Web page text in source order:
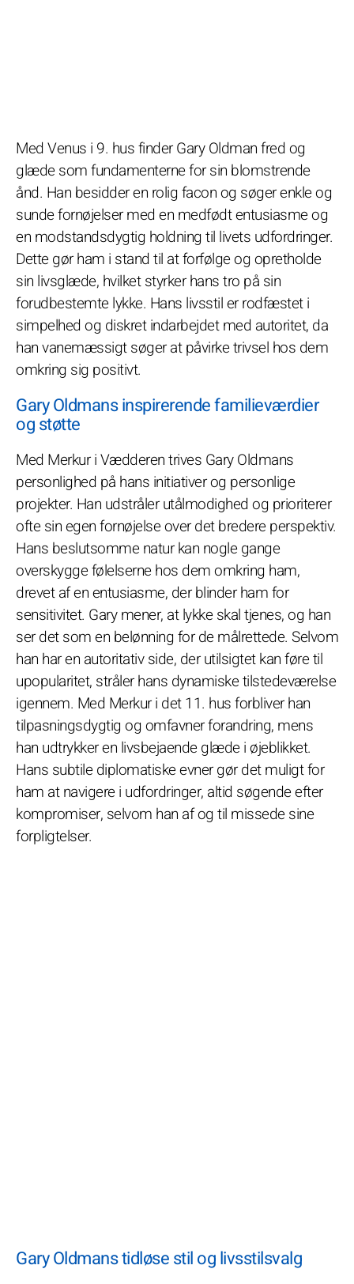
Med Venus i 9. hus finder Gary Oldman fred og
glæde som fundamenterne for sin blomstrende
ånd. Han besidder en rolig facon og søger enkle og
sunde fornøjelser med en medfødt entusiasme og
en modstandsdygtig holdning til livets udfordringer.
Dette gør ham i stand til at forfølge og opretholde
sin livsglæde, hvilket styrker hans tro på sin
forudbestemte lykke. Hans livsstil er rodfæstet i
simpelhed og diskret indarbejdet med autoritet, da
han vanemæssigt søger at påvirke trivsel hos dem
omkring sig positivt.
Gary Oldmans inspirerende familieværdier
og støtte
Med Merkur i Vædderen trives Gary Oldmans
personlighed på hans initiativer og personlige
projekter. Han udstråler utålmodighed og prioriterer
ofte sin egen fornøjelse over det bredere perspektiv.
Hans beslutsomme natur kan nogle gange
overskygge følelserne hos dem omkring ham,
drevet af en entusiasme, der blinder ham for
sensitivitet. Gary mener, at lykke skal tjenes, og han
ser det som en belønning for de målrettede. Selvom
han har en autoritativ side, der utilsigtet kan føre til
upopularitet, stråler hans dynamiske tilstedeværelse
igennem. Med Merkur i det 11. hus forbliver han
tilpasningsdygtig og omfavner forandring, mens
han udtrykker en livsbejaende glæde i øjeblikket.
Hans subtile diplomatiske evner gør det muligt for
ham at navigere i udfordringer, altid søgende efter
kompromiser, selvom han af og til missede sine
forpligtelser.
Gary Oldmans tidløse stil og livsstilsvalg